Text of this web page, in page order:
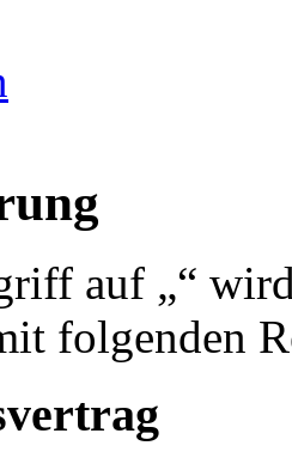
auf „“
folgenden